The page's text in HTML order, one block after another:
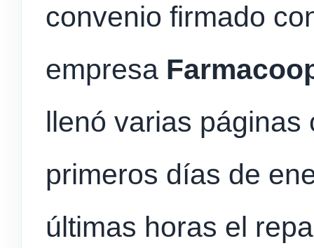
convenio firmado
empresa
llenó varias
primeros días de
últimas horas el